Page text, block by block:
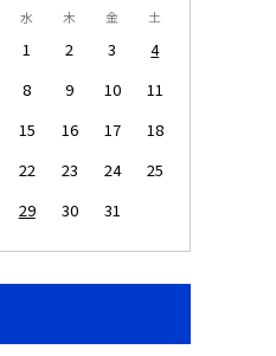
水 木 金 土
1 2 3
4
8 9 10
11
15 16 17
18
22 23 24
25
29 30 31